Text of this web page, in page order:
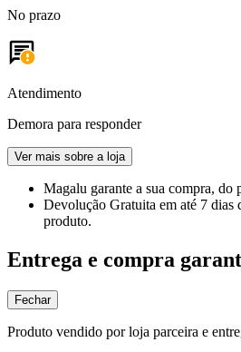
No prazo
Atendimento
Demora para responder
Ver mais sobre a loja
Magalu garante a sua compra, do
Devolução Gratuita em até 7 dias
produto.
Entrega e compra
Fechar
Produto vendido por loja parceira e